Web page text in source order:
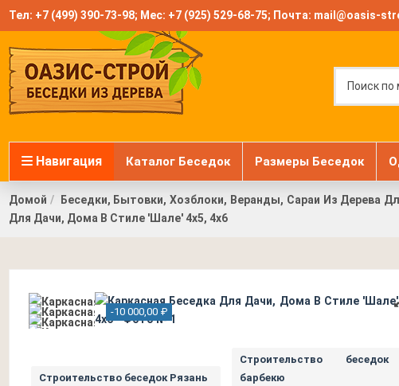
Тел: +7 (499) 390-73-98; Мес: +7 (925) 529-68-75; Почта: mail@oasis-
Навигация Каталог Беседок Размеры Беседок
Домой Беседки, Бытовки, Хозблоки, Веранды, Сараи Из Дерева
Для Дачи, Дома В Стиле 'Шале' 4х5, 4х6
-10 000,00 ₽
Строительство беседок Рязань
Строительство
барбекю